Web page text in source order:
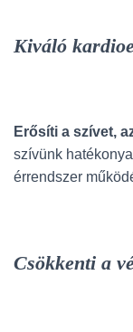
Kiváló
Erősíti a szívet,
szívünk
érrendszer
Csökkenti a